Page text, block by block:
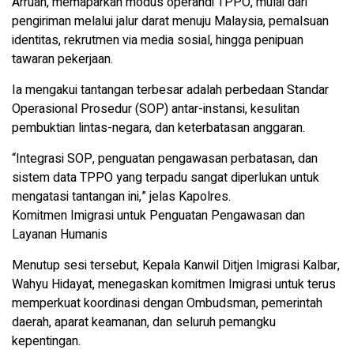
pengiriman melalui jalur darat menuju Malaysia, pemalsuan
identitas, rekrutmen via media sosial, hingga penipuan
tawaran pekerjaan.
Ia mengakui tantangan terbesar adalah perbedaan Standar
Operasional Prosedur (SOP) antar-instansi, kesulitan
pembuktian lintas-negara, dan keterbatasan anggaran.
“Integrasi SOP, penguatan pengawasan perbatasan, dan
sistem data TPPO yang terpadu sangat diperlukan untuk
mengatasi tantangan ini,” jelas Kapolres.
Komitmen Imigrasi untuk Penguatan Pengawasan dan
Layanan Humanis
Menutup sesi tersebut, Kepala Kanwil Ditjen Imigrasi Kalbar,
Wahyu Hidayat, menegaskan komitmen Imigrasi untuk terus
memperkuat koordinasi dengan Ombudsman, pemerintah
daerah, aparat keamanan, dan seluruh pemangku
kepentingan.